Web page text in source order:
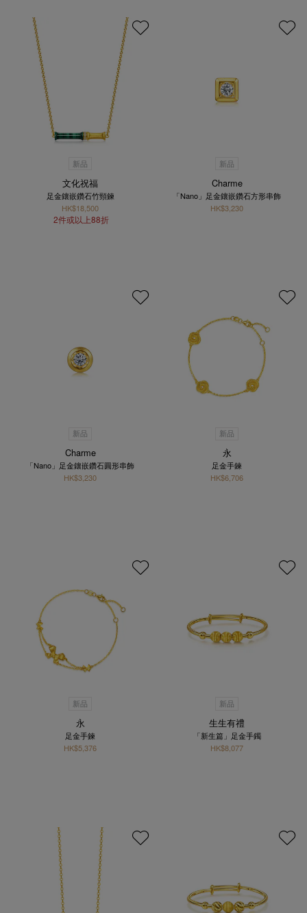
新品
文化祝福
足金鑲嵌鑽石竹頸鍊
HK$18,500
2件或以上88折
新品
Charme
「Nano」足金鑲嵌鑽石方形串飾
HK$3,230
新品
Charme
「Nano」足金鑲嵌鑽石圓形串飾
HK$3,230
新品
永
足金手鍊
HK$6,706
新品
永
足金手鍊
HK$5,376
新品
生生有禮
「新生篇」足金手鐲
HK$8,077